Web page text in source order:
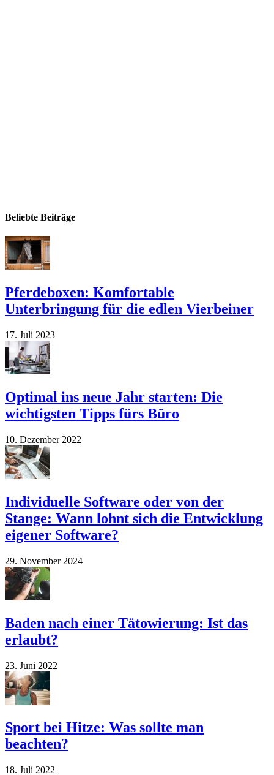
Beliebte Beiträge
Pferdeboxen: Komfortable
Unterbringung für die edlen Vierbeiner
17. Juli 2023
Optimal ins neue Jahr starten: Die
wichtigsten Tipps fürs Büro
10. Dezember 2022
Individuelle Software oder von der
Stange: Wann lohnt sich die Entwicklung
eigener Software?
29. November 2024
Baden nach einer Tätowierung: Ist das
erlaubt?
23. Juni 2022
Sport bei Hitze: Was sollte man
beachten?
18. Juli 2022